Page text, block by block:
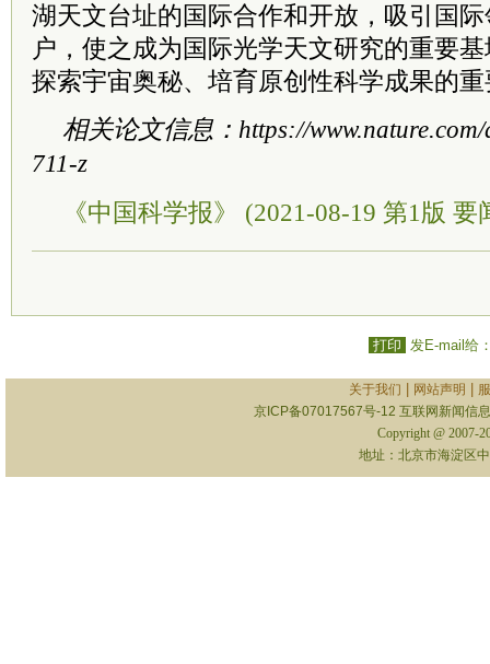
湖天文台址的国际合作和开放，吸引国
户，使之成为国际光学天文研究的重要
探索宇宙奥秘、培育原创性科学成果的
相关论文信息：https://
711-z
《中国科学报》 (2021-08-19 第1版 要
打印 发E-mail给
关于我们 网站声明
京ICP备07017567号-12 互联网新闻信
Copyright @ 2007-
地址：北京市海淀区